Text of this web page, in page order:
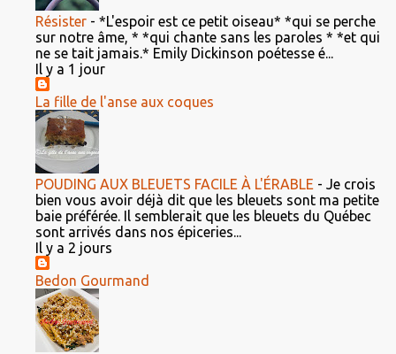
Résister - *L'espoir est ce petit oiseau* *qui se perche
sur notre âme, * *qui chante sans les paroles * *et qui
ne se tait jamais.* Emily Dickinson poétesse é...
Il y a 1 jour
La fille de l'anse aux coques
POUDING AUX BLEUETS FACILE À L'ÉRABLE - Je crois
bien vous avoir déjà dit que les bleuets sont ma petite
baie préférée. Il semblerait que les bleuets du Québec
sont arrivés dans nos épiceries...
Il y a 2 jours
Bedon Gourmand